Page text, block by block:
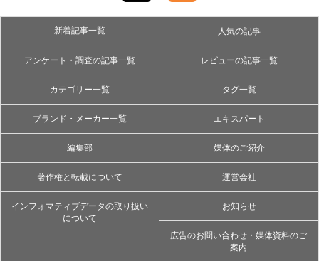
新着記事一覧 人気の記事
アンケート・調査の記事一覧 レビューの記事一覧
カテゴリー一覧 タグ一覧
ブランド・メーカー一覧 エキスパート
編集部 媒体のご紹介
著作権と転載について 運営会社
インフォマティブデータの取り扱い
について
お知らせ
広告のお問い合わせ・媒体資料のご
案内